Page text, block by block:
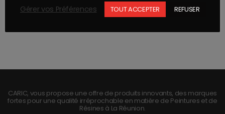
CARIC, vous propose une offre de produits innovants, des marques
fortes pour une qualité irréprochable en matière de Peintures et de
Résines à La Réunion.
Gérer vos Préférences
TOUT ACCEPTER REFUSER